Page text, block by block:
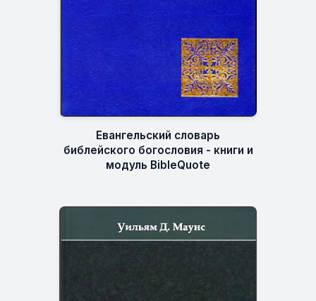
Евангельский словарь
библейского богословия - книги и
модуль BibleQuote